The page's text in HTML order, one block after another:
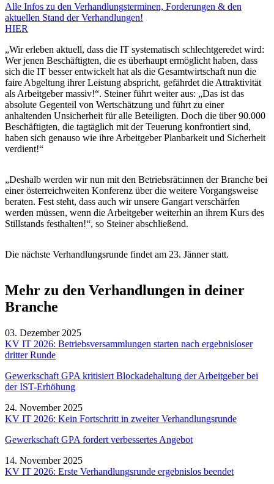
Alle Infos zu den Verhandlungsterminen, Forderungen & den
aktuellen Stand der Verhandlungen!
HIER
„Wir erleben aktuell, dass die IT systematisch schlechtgeredet wird:
Wer jenen Beschäftigten, die es überhaupt ermöglicht haben, dass
sich die IT besser entwickelt hat als die Gesamtwirtschaft nun die
faire Abgeltung ihrer Leistung abspricht, gefährdet die Attraktivität
als Arbeitgeber massiv!“. Steiner führt weiter aus: „Das ist das
absolute Gegenteil von Wertschätzung und führt zu einer
anhaltenden Unsicherheit für alle Beteiligten. Doch die über 90.000
Beschäftigten, die tagtäglich mit der Teuerung konfrontiert sind,
haben sich genauso wie ihre Arbeitgeber Planbarkeit und Sicherheit
verdient!“
„Deshalb werden wir nun mit den Betriebsrät:innen der Branche bei
einer österreichweiten Konferenz über die weitere Vorgangsweise
beraten. Fest steht, dass auch wir unsere Gangart verschärfen
werden müssen, wenn die Arbeitgeber weiterhin an ihrem Kurs des
Stillstands festhalten!“, so Steiner abschließend.
Die nächste Verhandlungsrunde findet am 23. Jänner statt.
Mehr zu den Verhandlungen in deiner
Branche
03. Dezember 2025
KV IT 2026: Betriebsversammlungen starten nach ergebnisloser
dritter Runde
Gewerkschaft GPA kritisiert Blockadehaltung der Arbeitgeber bei
der IST-Erhöhung
24. November 2025
KV IT 2026: Kein Fortschritt in zweiter Verhandlungsrunde
Gewerkschaft GPA fordert verbessertes Angebot
14. November 2025
KV IT 2026: Erste Verhandlungsrunde ergebnislos beendet